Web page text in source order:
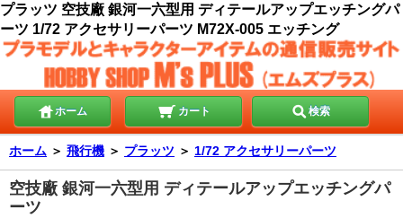
プラッツ 空技廠 銀河一六型用 ディテールアップエッチングパ
ーツ 1/72 アクセサリーパーツ M72X-005 エッチング
ホーム カート 検索
ホーム ＞ 飛行機 ＞ プラッツ ＞ 1/72 アクセサリーパーツ
空技廠 銀河一六型用 ディテールアップエッチングパ
ーツ